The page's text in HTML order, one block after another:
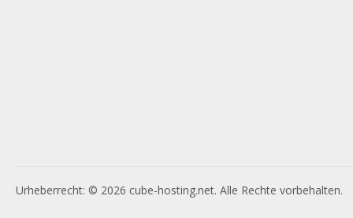
Urheberrecht: © 2026 cube-hosting.net. Alle Rechte vorbehalten.